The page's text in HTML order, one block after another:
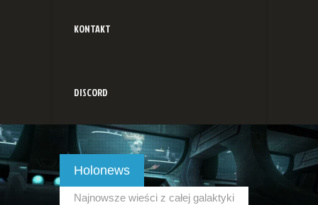
KONTAKT
DISCORD
Holonews
Najnowsze wieści z całej galaktyki